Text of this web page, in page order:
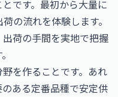
です。最初から大量に
の流れを体験します。
荷の手間を実地で把握
を作ることです。あれ
ある定番品種で安定供